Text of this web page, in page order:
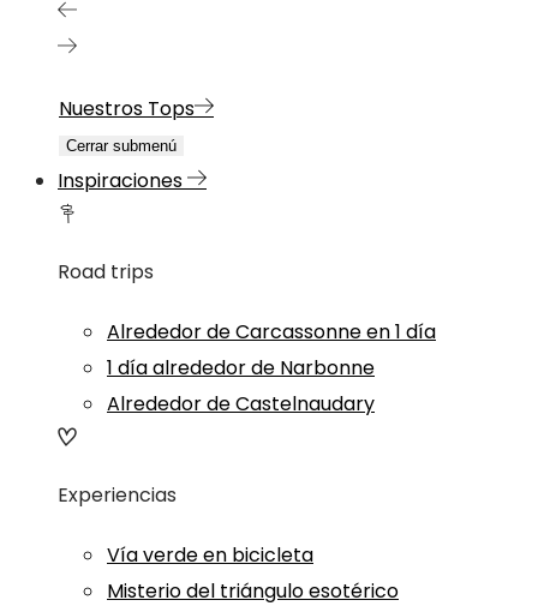
Nuestros Tops
Cerrar submenú
Inspiraciones
Road trips
Alrededor de Carcassonne en 1 día
1 día alrededor de Narbonne
Alrededor de Castelnaudary
Experiencias
Vía verde en bicicleta
Misterio del triángulo esotérico